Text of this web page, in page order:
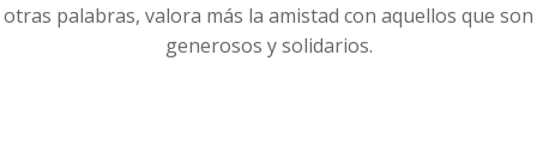
otras palabras, valora más la amistad con aquellos que son
generosos y solidarios.